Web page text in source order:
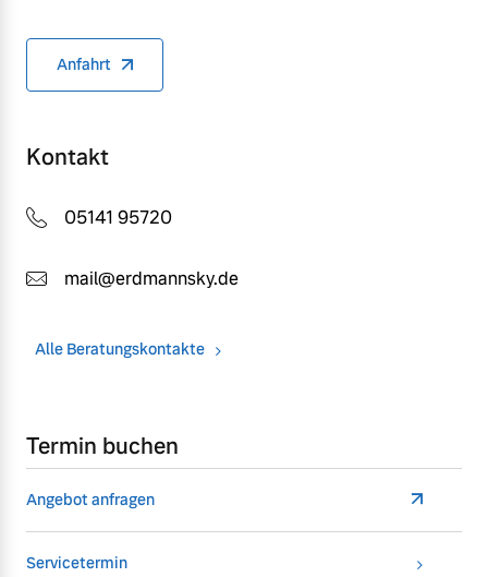
Anfahrt
Kontakt
05141 95720
mail@erdmannsky.de
Alle Beratungskontakte
Termin buchen
Angebot anfragen
Servicetermin